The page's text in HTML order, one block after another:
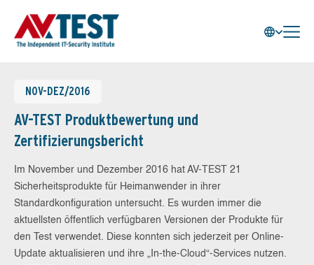
NOV-DEZ/2016
AV-TEST Produktbewertung und
Zertifizierungsbericht
Im November und Dezember 2016 hat AV-TEST 21
Sicherheitsprodukte für Heimanwender in ihrer
Standardkonfiguration untersucht. Es wurden immer die
aktuellsten öffentlich verfügbaren Versionen der Produkte für
den Test verwendet. Diese konnten sich jederzeit per Online-
Update aktualisieren und ihre „In-the-Cloud“-Services nutzen.